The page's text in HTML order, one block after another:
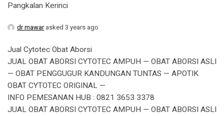
Pangkalan Kerinci
dr mawarasked 3 years ago
Jual Cytotec Obat Aborsi
JUAL OBAT ABORSI CYTOTEC AMPUH — OBAT ABORSI ASLI
— OBAT PENGGUGUR KANDUNGAN TUNTAS — APOTIK
OBAT CYTOTEC ORIGINAL —
INFO PEMESANAN HUB : 0821 3653 3378
JUAL OBAT ABORSI CYTOTEC AMPUH — OBAT ABORSI ASLI